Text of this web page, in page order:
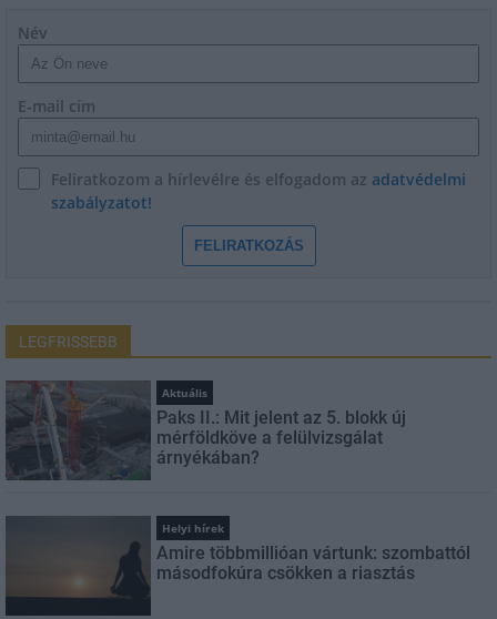
Név
E-mail cím
Feliratkozom a hírlevélre és elfogadom az adatvédelmi
szabályzatot!
FELIRATKOZÁS
LEGFRISSEBB
Aktuális
Paks II.: Mit jelent az 5. blokk új
mérföldköve a felülvizsgálat
árnyékában?
Helyi hírek
Amire többmillióan vártunk: szombattól
másodfokúra csökken a riasztás